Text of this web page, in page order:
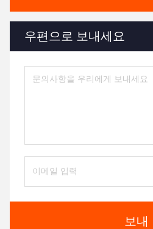
우편으로 보내세요
보내